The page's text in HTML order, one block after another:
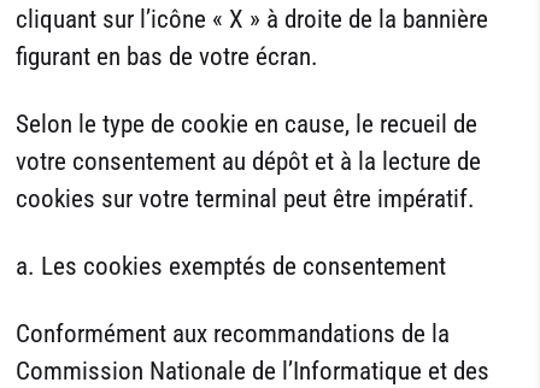
cliquant sur l’icône « X » à droite de la bannière
figurant en bas de votre écran.
Selon le type de cookie en cause, le recueil de
votre consentement au dépôt et à la lecture de
cookies sur votre terminal peut être impératif.
a. Les cookies exemptés de consentement
Conformément aux recommandations de la
Commission Nationale de l’Informatique et des